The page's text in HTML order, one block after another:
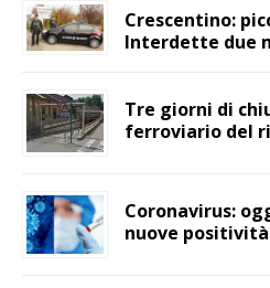
Crescentino:
Interdette due
Tre giorni di
ferroviario del
Coronavirus:
nuove